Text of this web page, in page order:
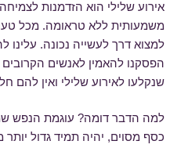
אירוע שלילי הוא הזדמנות
משמעותית ללא טראומה. מכל
למצוא דרך לעשייה נכונה. עלינו
הפסקנו להאמין לאנשים
שנקלעו לאירוע שלילי ואין להם
למה הדבר דומה? עוגמת הנפש
כסף מסוים, יהיה תמיד גדול